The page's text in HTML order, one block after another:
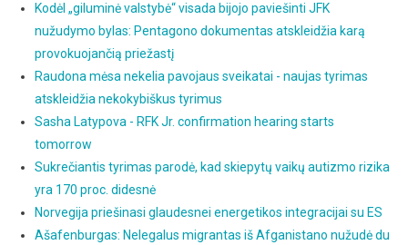
Kodėl „giluminė valstybė“ visada bijojo paviešinti JFK
nužudymo bylas: Pentagono dokumentas atskleidžia karą
provokuojančią priežastį
Raudona mėsa nekelia pavojaus sveikatai - naujas tyrimas
atskleidžia nekokybiškus tyrimus
Sasha Latypova - RFK Jr. confirmation hearing starts
tomorrow
Sukrečiantis tyrimas parodė, kad skiepytų vaikų autizmo rizika
yra 170 proc. didesnė
Norvegija priešinasi glaudesnei energetikos integracijai su ES
Ašafenburgas: Nelegalus migrantas iš Afganistano nužudė du